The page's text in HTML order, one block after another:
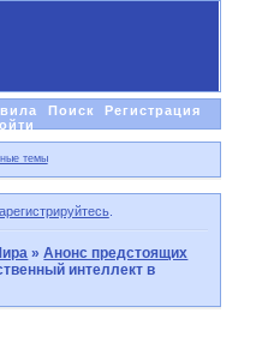
Поиск
Регистрация
темы
.
»Анонс предстоящих
интеллект в